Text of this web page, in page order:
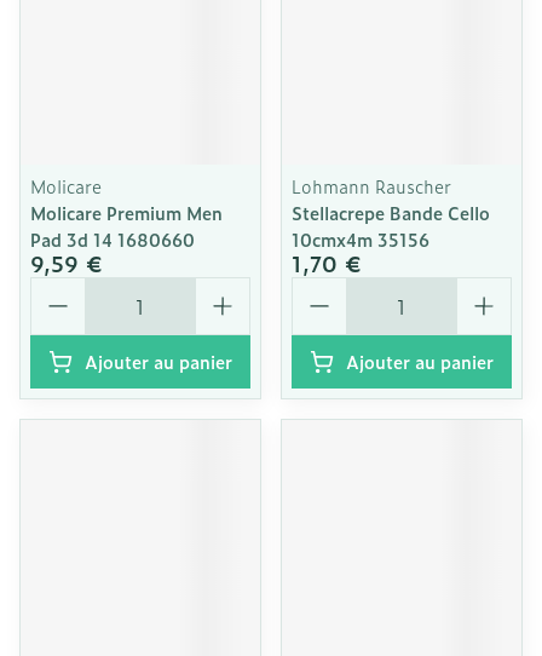
Molicare
Molicare Premium Men
Pad 3d 14 1680660
9,59 €
Quantité
Ajouter au panier
Lohmann Rauscher
Stellacrepe Bande Cello
10cmx4m 35156
1,70 €
Quantité
Ajouter au panier